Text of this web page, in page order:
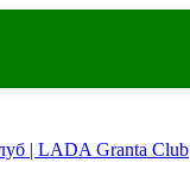
| LADA Granta Club